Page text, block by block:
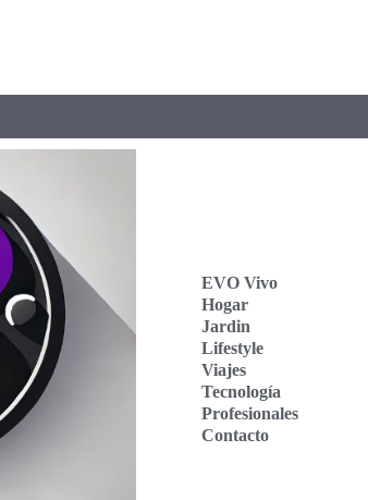
EVO Vivo
Hogar
Jardin
Lifestyle
Viajes
Tecnología
Profesionales
Contacto